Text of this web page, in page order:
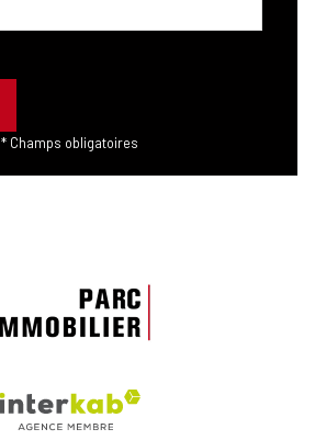
* Champs obligatoires